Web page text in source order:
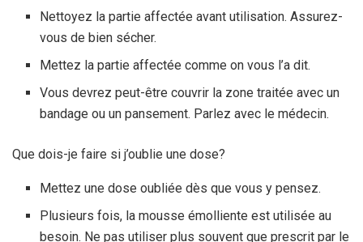
Nettoyez la partie affectée avant utilisation. Assurez-
vous de bien sécher.
Mettez la partie affectée comme on vous l’a dit.
Vous devrez peut-être couvrir la zone traitée avec un
bandage ou un pansement. Parlez avec le médecin.
Que dois-je faire si j’oublie une dose?
Mettez une dose oubliée dès que vous y pensez.
Plusieurs fois, la mousse émolliente est utilisée au
besoin. Ne pas utiliser plus souvent que prescrit par le